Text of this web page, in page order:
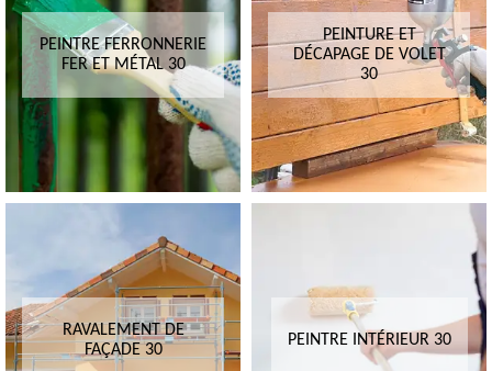
PEINTRE FERRONNERIE
FER ET MÉTAL 30
PEINTURE ET
DÉCAPAGE DE VOLET
30
RAVALEMENT DE
FAÇADE 30
PEINTRE INTÉRIEUR 30